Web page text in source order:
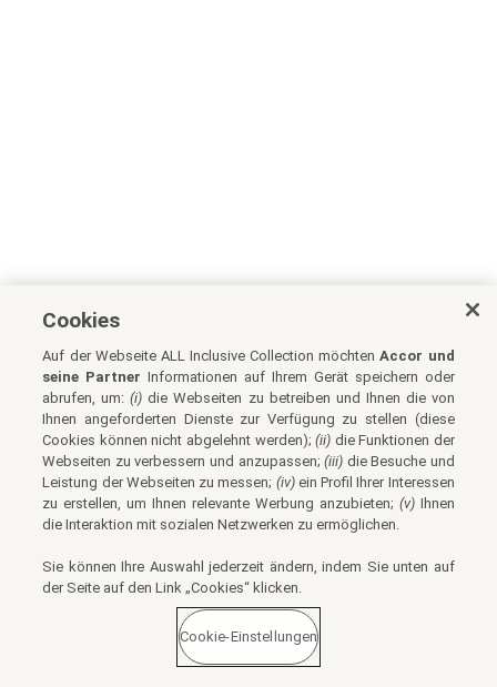
Cookies
Auf der Webseite ALL Inclusive Collection möchtenAccor und
seine Partner Informationen auf Ihrem Gerät speichern oder
abrufen, um:(i) die Webseiten zu betreiben und Ihnen die von
Ihnen angeforderten Dienste zur Verfügung zu stellen (diese
Cookies können nicht abgelehnt werden);(ii) die Funktionen der
Webseiten zu verbessern und anzupassen;(iii) die Besuche und
Leistung der Webseiten zu messen; (iv)ein Profil Ihrer Interessen
zu erstellen, um Ihnen relevante Werbung anzubieten; (v)Ihnen
die Interaktion mit sozialen Netzwerken zu ermöglichen.
Sie können Ihre Auswahl jederzeit ändern, indem Sie unten auf
der Seite auf den Link „Cookies“ klicken.
Cookie-Einstellungen